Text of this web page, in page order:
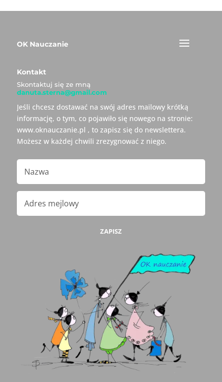
OK Nauczanie
Kontakt
Skontaktuj się ze mną
danuta.sterna@gmail.com
Jeśli chcesz dostawać na swój adres mailowy krótką
informację, o tym, co pojawiło się nowego na stronie:
www.oknauczanie.pl , to zapisz się do newslettera.
Możesz w każdej chwili zrezygnować z niego.
ZAPISZ